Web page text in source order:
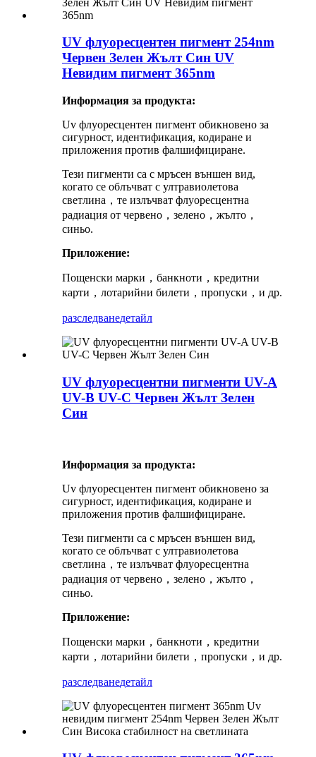
UV флуоресцентен пигмент 254nm
Червен Зелен Жълт Син UV
Невидим пигмент 365nm
Информация за продукта:
Uv флуоресцентен пигмент обикновено за
сигурност, идентификация, кодиране и
приложения против фалшифициране.
Тези пигменти са с мръсен външен вид,
когато се облъчват с ултравиолетова
светлина，те излъчват флуоресцентна
радиация от червено，зелено，жълто，
синьо.
Приложение:
Пощенски марки，банкноти，кредитни
карти，лотарийни билети，пропуски，и др.
разследванедетайл
UV флуоресцентни пигменти UV-A
UV-B UV-C Червен Жълт Зелен
Син
Информация за продукта:
Uv флуоресцентен пигмент обикновено за
сигурност, идентификация, кодиране и
приложения против фалшифициране.
Тези пигменти са с мръсен външен вид,
когато се облъчват с ултравиолетова
светлина，те излъчват флуоресцентна
радиация от червено，зелено，жълто，
синьо.
Приложение:
Пощенски марки，банкноти，кредитни
карти，лотарийни билети，пропуски，и др.
разследванедетайл